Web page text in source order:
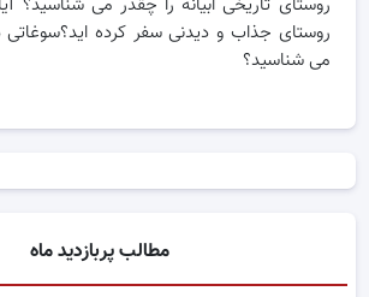
روستای تاریخی ابیانه را چقدر می شناسید؟
روستای جذاب و دیدنی سفر کرده اید؟سوغاتی
می شناسید؟
مطالب پربازدید ماه